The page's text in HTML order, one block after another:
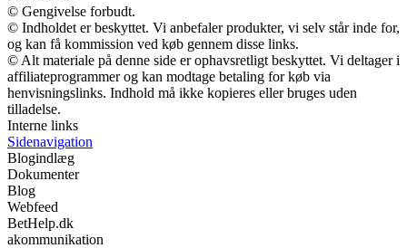
© Gengivelse forbudt.
© Indholdet er beskyttet. Vi anbefaler produkter, vi selv står inde for,
og kan få kommission ved køb gennem disse links.
© Alt materiale på denne side er ophavsretligt beskyttet. Vi deltager i
affiliateprogrammer og kan modtage betaling for køb via
henvisningslinks. Indhold må ikke kopieres eller bruges uden
tilladelse.
Interne links
Sidenavigation
Blogindlæg
Dokumenter
Blog
Webfeed
BetHelp.dk
akommunikation